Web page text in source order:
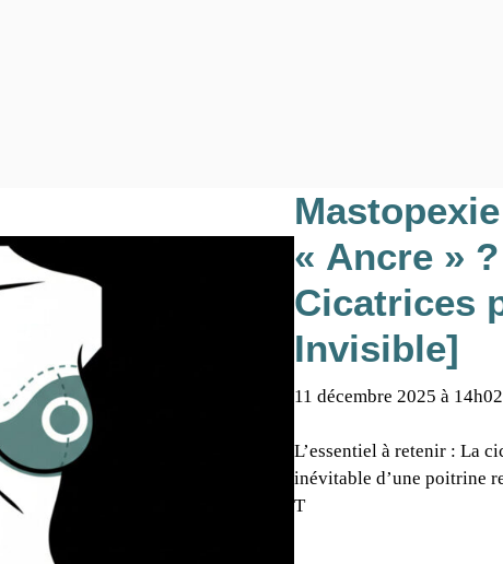
« Ancre »
Cicatrices
Invisible]
11 décembre 2025 à 14h02
L’essentiel à retenir : La
inévitable d’une poitrine
T